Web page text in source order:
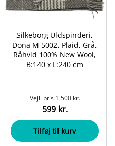
Silkeborg Uldspinderi,
Dona M 5002, Plaid, Grå,
Råhvid 100% New Wool,
B:140 x L:240 cm
Vejl. pris 1.500 kr.
599 kr.
Tilføj til kurv